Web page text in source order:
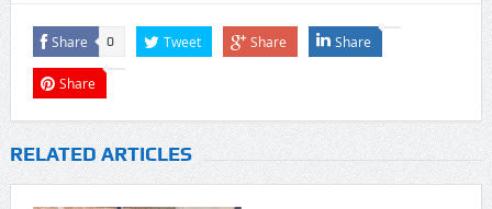
Share 0 Tweet Share Share
Share
RELATED ARTICLES